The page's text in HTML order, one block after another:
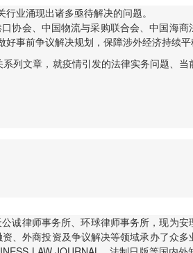
业涌现出诸多亟待解决的问题。
协会、中国物流与采购联合会、中国海商
事前争议解决规划，保障涉外经济持续平
列文章，就疫情引发的法律实务问题、
律师事务所、环球律师事务所，现为安
、外商投资及争议解决等领域承办了众多